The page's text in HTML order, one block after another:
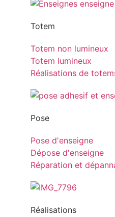
Totem
Totem non lumineux
Totem lumineux
Réalisations de
Pose
Pose d'enseigne
Dépose d'enseigne
Réparation et
Réalisations